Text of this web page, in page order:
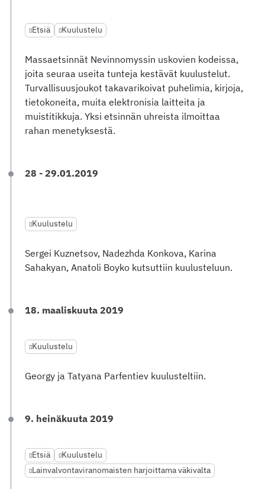
Etsiä Kuulustelu
Massaetsinnät Nevinnomyssin uskovien kodeissa,
joita seuraa useita tunteja kestävät kuulustelut.
Turvallisuusjoukot takavarikoivat puhelimia, kirjoja,
tietokoneita, muita elektronisia laitteita ja
muistitikkuja. Yksi etsinnän uhreista ilmoittaa
rahan menetyksestä.
28 - 29.01.2019
Kuulustelu
Sergei Kuznetsov, Nadezhda Konkova, Karina
Sahakyan, Anatoli Boyko kutsuttiin kuulusteluun.
18. maaliskuuta 2019
Kuulustelu
Georgy ja Tatyana Parfentiev kuulusteltiin.
9. heinäkuuta 2019
Etsiä
Kuulustelu
Lainvalvontaviranomaisten harjoittama väkivalta